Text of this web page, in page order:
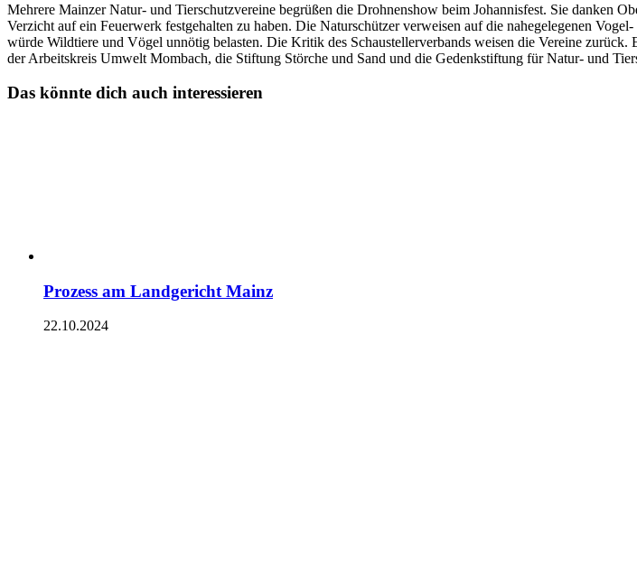
Mehrere Mainzer Natur- und Tierschutzvereine begrüßen die Drohnenshow beim Johannisfest. Sie danken
Verzicht auf ein Feuerwerk festgehalten zu haben. Die Naturschützer verweisen auf die nahegelegenen
würde Wildtiere und Vögel unnötig belasten. Die Kritik des Schaustellerverbands weisen die Vereine
der Arbeitskreis Umwelt Mombach, die Stiftung Störche und Sand und die Gedenkstiftung für Natur- und
Das könnte dich auch interessieren
Prozess am Landgericht Mainz
22.10.2024